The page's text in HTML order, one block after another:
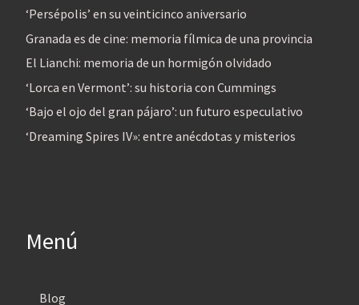
‘Persépolis’ en su veinticinco aniversario
Granada es de cine: memoria fílmica de una provincia
El Lianchi: memoria de un hormigón olvidado
‘Lorca en Vermont’: su historia con Cummings
‘Bajo el ojo del gran pájaro’: un futuro especulativo
‘Dreaming Spires IV»: entre anécdotas y misterios
Menú
Blog